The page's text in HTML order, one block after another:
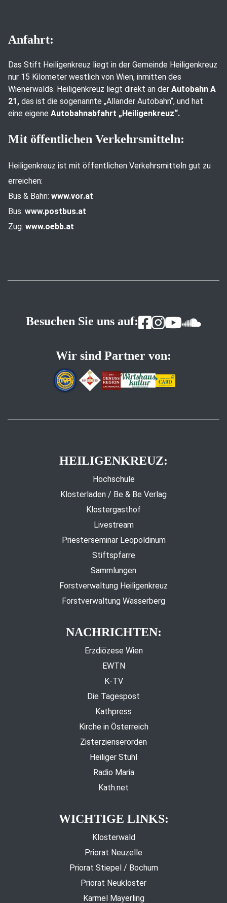
Anfahrt:
Das Stift Heiligenkreuz liegt in der Gemeinde Heiligenkreuz
nur 15 Kilometer westlich von Wien, inmitten des
Wienerwalds. Heiligenkreuz liegt direkt an der Autobahn A
21, das ist die sogenannte „Allander Autobahn“, und hat
eine eigene Autobahnabfahrt „Heiligenkreuz“.
Mit öffentlichen Verkehrsmitteln:
Heiligenkreuz ist mit öffentlichen Verkehrsmitteln gut zu
erreichen:
Bus & Bahn: www.vor.at
Bus: www.postbus.at
Zug: www.oebb.at
Besuchen Sie uns auf:
Wir sind Partner von:
HEILIGENKREUZ:
Hochschule
Klosterladen / Be & Be Verlag
Klostergasthof
Livestream
Priesterseminar Leopoldinum
Stiftspfarre
Sammlungen
Forstverwaltung Heiligenkreuz
Forstverwaltung Wasserberg
NACHRICHTEN:
Erzdiözese Wien
EWTN
K-TV
Die Tagespost
Kathpress
Kirche in Österreich
Zisterzienserorden
Heiliger Stuhl
Radio Maria
Kath.net
WICHTIGE LINKS:
Klosterwald
Priorat Neuzelle
Priorat Stiepel / Bochum
Priorat Neukloster
Karmel Mayerling